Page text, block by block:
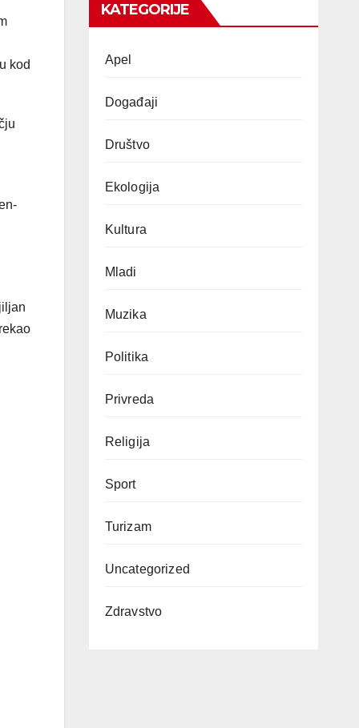
kod
KATEGORIJE
Apel
Događaji
Društvo
Ekologija
Kultura
Mladi
Muzika
Politika
Privreda
Religija
Sport
Turizam
Uncategorized
Zdravstvo